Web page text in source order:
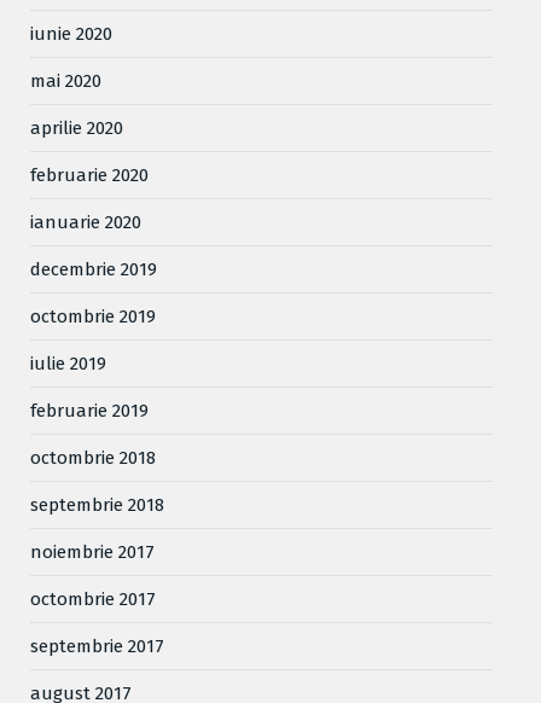
iunie 2020
mai 2020
aprilie 2020
februarie 2020
ianuarie 2020
decembrie 2019
octombrie 2019
iulie 2019
februarie 2019
octombrie 2018
septembrie 2018
noiembrie 2017
octombrie 2017
septembrie 2017
august 2017